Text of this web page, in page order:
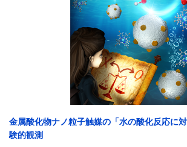
金属酸化物ナノ粒子触媒の「水の酸化反応に
験的観測